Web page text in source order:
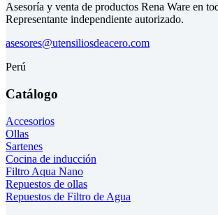
Asesoría y venta de productos Rena Ware en
Representante independiente autorizado.
asesores@utensiliosdeacero.com
Perú
Catálogo
Accesorios
Ollas
Sartenes
Cocina de inducción
Filtro Aqua Nano
Repuestos de ollas
Repuestos de Filtro de Agua